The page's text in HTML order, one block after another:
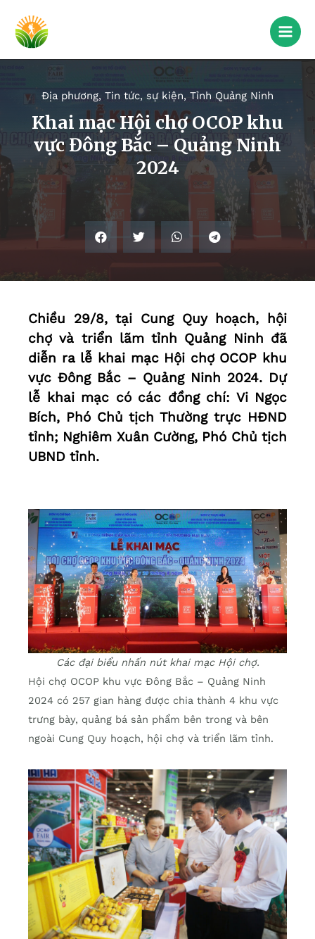
Địa phương, Tin tức, sự kiện, Tỉnh Quảng Ninh
Khai mạc Hội chợ OCOP khu
vực Đông Bắc – Quảng Ninh
2024
Chiều 29/8, tại Cung Quy hoạch, hội
chợ và triển lãm tỉnh Quảng Ninh đã
diễn ra lễ khai mạc Hội chợ OCOP khu
vực Đông Bắc – Quảng Ninh 2024. Dự
lễ khai mạc có các đồng chí: Vi Ngọc
Bích, Phó Chủ tịch Thường trực HĐND
tỉnh; Nghiêm Xuân Cường, Phó Chủ tịch
UBND tỉnh.
Các đại biểu nhấn nút khai mạc Hội chợ.
Hội chợ OCOP khu vực Đông Bắc – Quảng Ninh
2024 có 257 gian hàng được chia thành 4 khu vực
trưng bày, quảng bá sản phẩm bên trong và bên
ngoài Cung Quy hoạch, hội chợ và triển lãm tỉnh.